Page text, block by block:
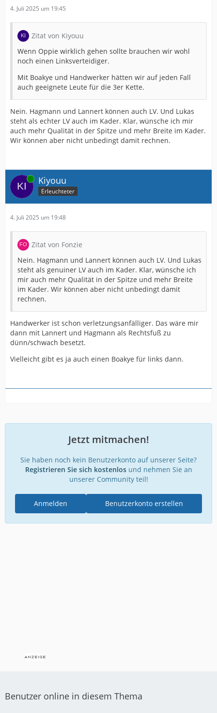
4. Juli 2025 um 19:45
Zitat von Kiyouu
Wenn Oppie wirklich gehen sollte brauchen wir wohl
noch einen Linksverteidiger.
Mit Boakye und Handwerker hätten wir auf jeden Fall
auch geeignete Leute für die 3er Kette.
Nein. Hagmann und Lannert können auch LV. Und Lukas
steht als echter LV auch im Kader. Klar, wünsche ich mir
auch mehr Qualität in der Spitze und mehr Breite im Kader.
Wir können aber nicht unbedingt damit rechnen.
Online Kiyouu
Erleuchteter
4. Juli 2025 um 19:48
Zitat von Fonzie
Nein. Hagmann und Lannert können auch LV. Und Lukas
steht als genuiner LV auch im Kader. Klar, wünsche ich
mir auch mehr Qualität in der Spitze und mehr Breite
im Kader. Wir können aber nicht unbedingt damit
rechnen.
Handwerker ist schon verletzungsanfälliger. Das wäre mir
dann mit Lannert und Hagmann als Rechtsfuß zu
dünn/schwach besetzt.
Vielleicht gibt es ja auch einen Boakye für links dann.
Jetzt mitmachen!
Sie haben noch kein Benutzerkonto auf unserer Seite?
Registrieren Sie sich kostenlosund nehmen Sie an
unserer Community teil!
Benutzerkonto erstellen
Anmelden
Benutzer online in diesem Thema